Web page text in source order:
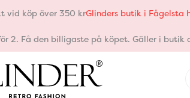
vid köp över 350 krGlinders butik i Fågelsta
2. Få den billigaste på köpet. Gäller i butik